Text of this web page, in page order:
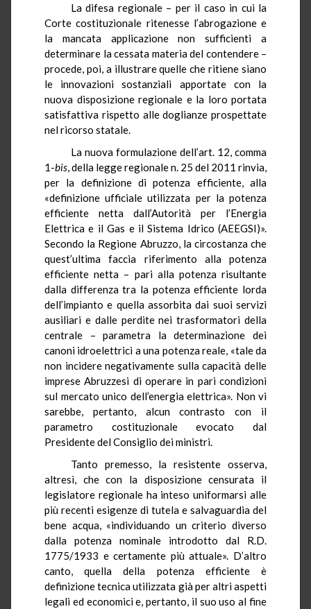
La difesa regionale – per il caso in cui la
Corte costituzionale ritenesse l’abrogazione e
la mancata applicazione non sufficienti a
determinare la cessata materia del contendere –
procede, poi, a illustrare quelle che ritiene siano
le innovazioni sostanziali apportate con la
nuova disposizione regionale e la loro portata
satisfattiva rispetto alle doglianze prospettate
nel ricorso statale.
La nuova formulazione dell’art. 12, comma
1-bis, della legge regionale n. 25 del 2011 rinvia,
per la definizione di potenza efficiente, alla
«definizione ufficiale utilizzata per la potenza
efficiente netta dall’Autorità per l’Energia
Elettrica e il Gas e il Sistema Idrico (AEEGSI)».
Secondo la Regione Abruzzo, la circostanza che
quest’ultima faccia riferimento alla potenza
efficiente netta – pari alla potenza risultante
dalla differenza tra la potenza efficiente lorda
dell’impianto e quella assorbita dai suoi servizi
ausiliari e dalle perdite nei trasformatori della
centrale – parametra la determinazione dei
canoni idroelettrici a una potenza reale, «tale da
non incidere negativamente sulla capacità delle
imprese Abruzzesi di operare in pari condizioni
sul mercato unico dell’energia elettrica». Non vi
sarebbe, pertanto, alcun contrasto con il
parametro costituzionale evocato dal
Presidente del Consiglio dei ministri.
Tanto premesso, la resistente osserva,
altresì, che con la disposizione censurata il
legislatore regionale ha inteso uniformarsi alle
più recenti esigenze di tutela e salvaguardia del
bene acqua, «individuando un criterio diverso
dalla potenza nominale introdotto dal R.D.
1775/1933 e certamente più attuale». D’altro
canto, quella della potenza efficiente è
definizione tecnica utilizzata già per altri aspetti
legali ed economici e, pertanto, il suo uso al fine